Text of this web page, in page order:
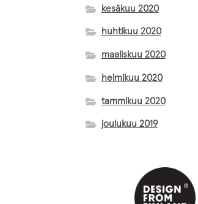
Taru Maaret Päiviö
kesäkuu 2020
huhtikuu 2020
maaliskuu 2020
helmikuu 2020
tammikuu 2020
joulukuu 2019